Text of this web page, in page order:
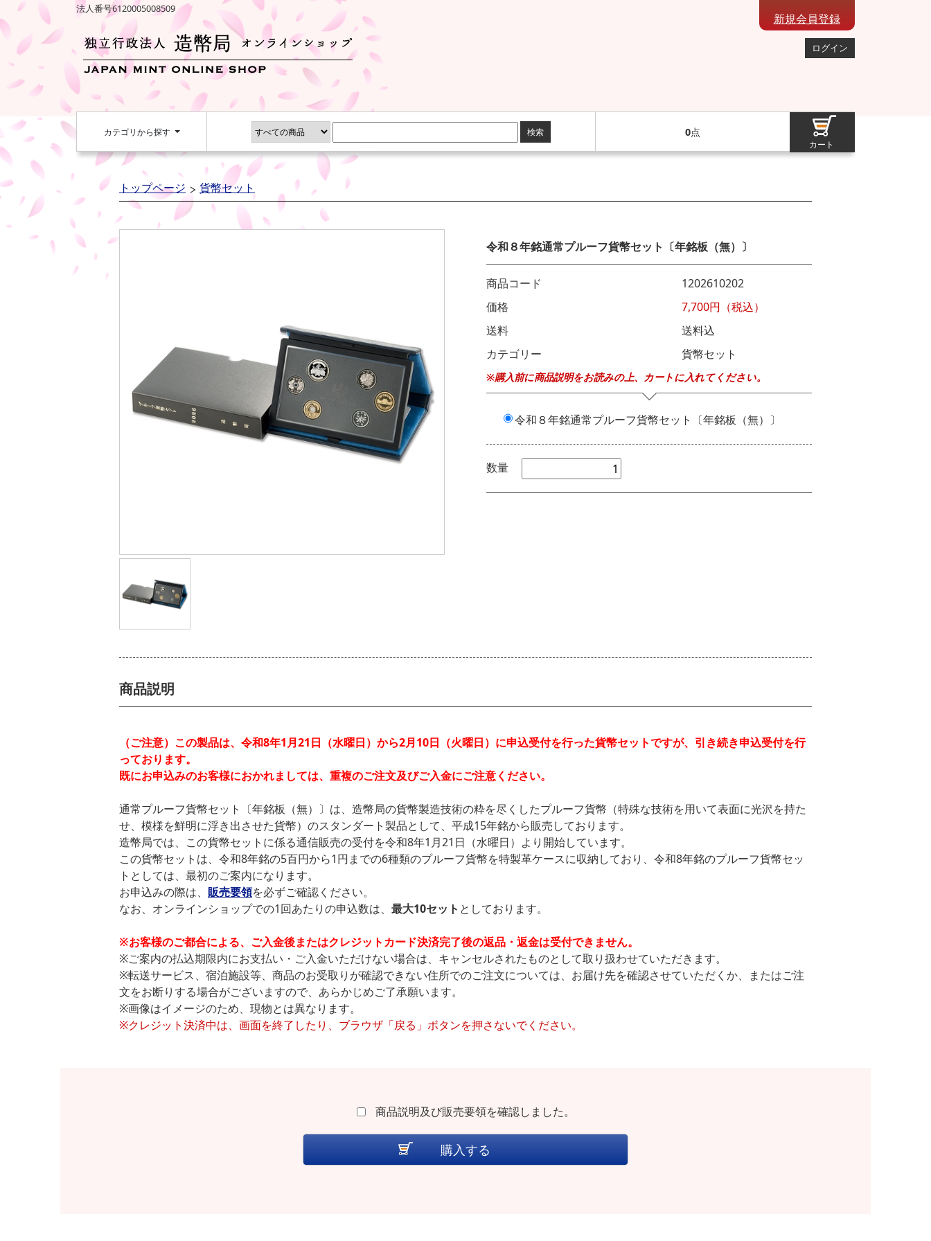
法人番号6120005008509
新規会員登録
ログイン
カテゴリから探す 検索 0点
カート
トップページ 貨幣セット
令和８年銘通常プルーフ貨幣セット〔年銘板（無）〕
商品コード
1202610202
価格
7,700円（税込）
送料
送料込
カテゴリー
貨幣セット
※購入前に商品説明をお読みの上、カートに入れてください。
令和８年銘通常プルーフ貨幣セット〔年銘板（無）〕
数量
商品説明
（ご注意）この製品は、令和8年1月21日（水曜日）から2月10日（火曜日）に申込受付を行った貨幣セットですが、引き続き申込受付を行
っております。
既にお申込みのお客様におかれましては、重複のご注文及びご入金にご注意ください。
通常プルーフ貨幣セット〔年銘板（無）〕は、造幣局の貨幣製造技術の粋を尽くしたプルーフ貨幣（特殊な技術を用いて表面に光沢を持た
せ、模様を鮮明に浮き出させた貨幣）のスタンダート製品として、平成15年銘から販売しております。
造幣局では、この貨幣セットに係る通信販売の受付を令和8年1月21日（水曜日）より開始しています。
この貨幣セットは、令和8年銘の5百円から1円までの6種類のプルーフ貨幣を特製革ケースに収納しており、令和8年銘のプルーフ貨幣セッ
トとしては、最初のご案内になります。
お申込みの際は、 販売要領を必ずご確認ください。
なお、オンラインショップでの1回あたりの申込数は、 最大10セット としております。
※お客様のご都合による、ご入金後またはクレジットカード決済完了後の返品・返金は受付できません。
※ご案内の払込期限内にお支払い・ご入金いただけない場合は、キャンセルされたものとして取り扱わせていただきます。
※転送サービス、宿泊施設等、商品のお受取りが確認できない住所でのご注文については、お届け先を確認させていただくか、またはご注
文をお断りする場合がございますので、あらかじめご了承願います。
※画像はイメージのため、現物とは異なります。
※クレジット決済中は、画面を終了したり、ブラウザ「戻る」ボタンを押さないでください。
商品説明及び販売要領を確認しました。